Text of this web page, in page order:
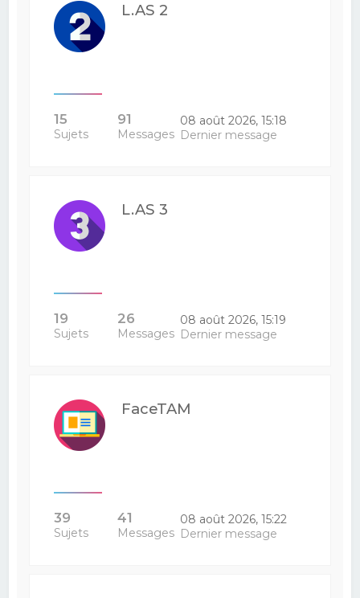
L.AS 2
15
Sujets
91
Messages
08 août 2026, 15:18
Dernier message
L.AS 3
19
Sujets
26
Messages
08 août 2026, 15:19
Dernier message
FaceTAM
39
Sujets
41
Messages
08 août 2026, 15:22
Dernier message